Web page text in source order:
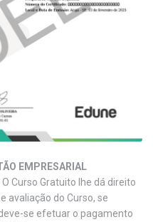
EMPRESARIAL
O Curso Gratuito lhe dá direito
avaliação do Curso, se
se efetuar o pagamento